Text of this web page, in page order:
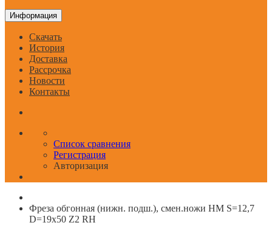
Информация
Скачать
История
Доставка
Рассрочка
Новости
Контакты
Список сравнения
Регистрация
Авторизация
Фреза обгонная (нижн. подш.), смен.ножи HM S=12,7
D=19x50 Z2 RH